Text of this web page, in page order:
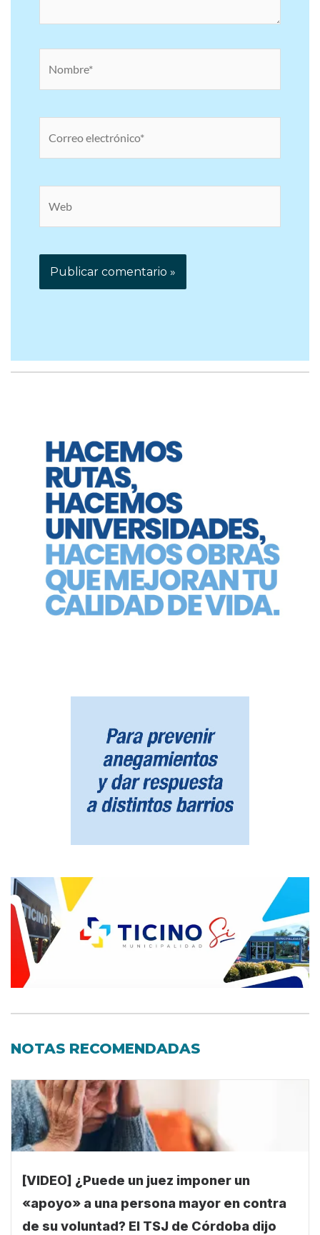
electrónico*
NOTAS RECOMENDADAS
[VIDEO] ¿Puede un juez imponer un
«apoyo» a una persona mayor en contra
de su voluntad? El TSJ de Córdoba dijo